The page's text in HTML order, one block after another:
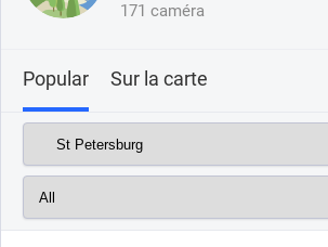
171 caméra
Popular Sur la carte